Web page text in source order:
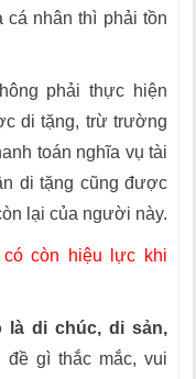
nhân thì phải tồn
phải thực hiện
di tặng, trừ trường
toán nghĩa vụ tài
di tặng cũng được
lại của người này.
còn hiệu lực khi
là di chúc, di sản,
đề gì thắc mắc, vui